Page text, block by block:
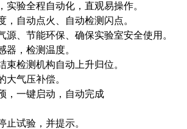
验全程自动化，直观易操作。
自动点火、自动检测闪点。
、节能环保、确保实验室安全使用。
器，检测温度。
检测机构自动上升归位。
大气压补偿。
，一键启动，自动完成
止试验，并提示。